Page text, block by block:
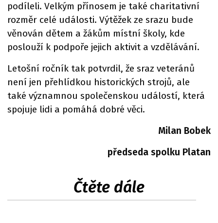
podíleli. Velkým přínosem je také charitativní
rozměr celé události. Výtěžek ze srazu bude
věnován dětem a žákům místní školy, kde
poslouží k podpoře jejich aktivit a vzdělávání.
Letošní ročník tak potvrdil, že sraz veteránů
není jen přehlídkou historických strojů, ale
také významnou společenskou událostí, která
spojuje lidi a pomáhá dobré věci.
Milan Bobek
předseda spolku Platan
Čtěte dále